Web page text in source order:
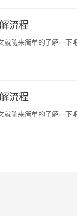
流程
随来简单的了解一下
流程
随来简单的了解一下